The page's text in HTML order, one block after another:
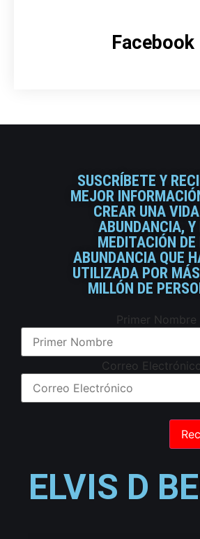
Facebook
SUSCRÍBETE Y
MEJOR
CREAR UNA
ABUNDANCIA, Y
MEDITACIÓN DE
ABUNDANCIA QUE
UTILIZADA POR
MILLÓN DE
Primer Nombre
Correo Electrónico
ELVIS D